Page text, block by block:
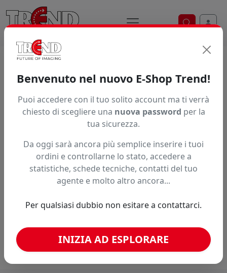
Ricerca
Articolo non trovato.
Hai trovato questo prodotto ad un prezzo più basso?
Fai una segnalazione
Confronta con articoli simili
Caricamento confronto...
Benvenuto nel nuovo E-Shop Trend!
Puoi accedere con il tuo solito account ma ti verrà
chiesto di scegliere una nuova password per la
tua sicurezza.
Da oggi sarà ancora più semplice inserire i tuoi
ordini e controllarne lo stato, accedere a
statistiche, schede tecniche, contatti del tuo
agente e molto altro ancora...
Per qualsiasi dubbio non esitare a contattarci.
INIZIA AD ESPLORARE